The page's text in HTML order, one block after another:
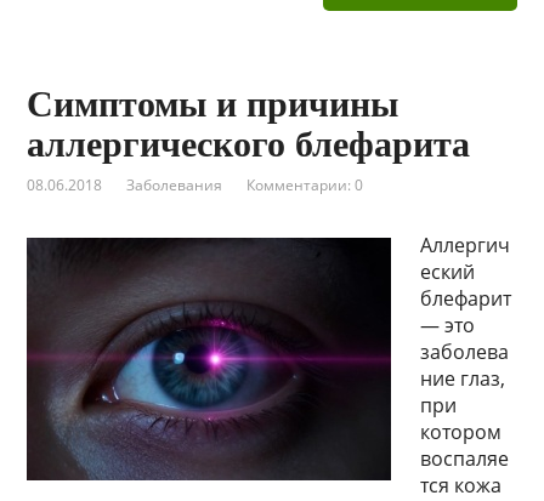
Симптомы и причины
аллергического блефарита
08.06.2018 Заболевания Комментарии: 0
Аллергич
еский
блефарит
— это
заболева
ние глаз,
при
котором
воспаляе
тся кожа